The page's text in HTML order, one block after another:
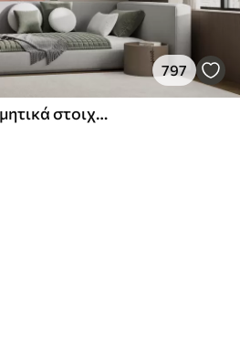
797
Καμάρες και διακοσμητικά στοιχεία σε στυλ boho